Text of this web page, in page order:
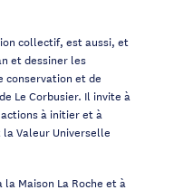
collectif, est aussi, et
et dessiner les
conservation et de
Le Corbusier. Il invite à
à initier et à
Valeur Universelle
la Maison La Roche et à